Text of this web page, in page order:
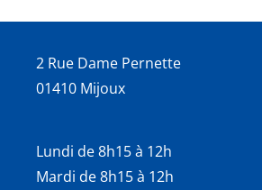
2 Rue Dame Pernette
01410 Mijoux
Lundi de 8h15 à 12h
Mardi de 8h15 à 12h